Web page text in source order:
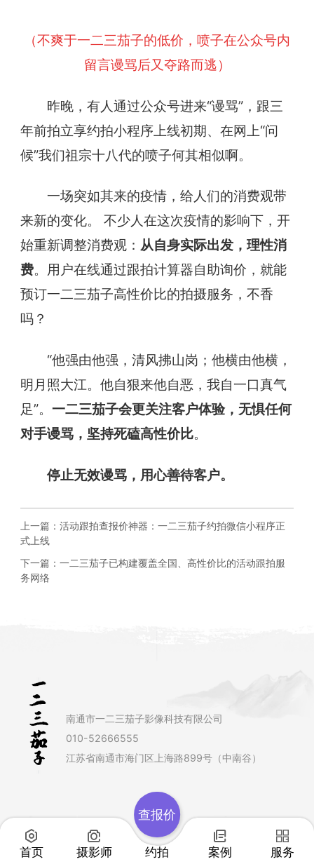
（不爽于一二三茄子的低价，喷子在公众号内
留言谩骂后又夺路而逃）
昨晚，有人通过公众号进来“谩骂”，跟三
年前拍立享约拍小程序上线初期、在网上“问
候”我们祖宗十八代的喷子何其相似啊。
一场突如其来的疫情，给人们的消费观带
来新的变化。 不少人在这次疫情的影响下，开
始重新调整消费观： 从自身实际出发，理性消
费。用户在线通过跟拍计算器自助询价，就能
预订一二三茄子高性价比的拍摄服务，不香
吗？
“他强由他强，清风拂山岗；他横由他横，
明月照大江。他自狠来他自恶，我自一口真气
足”。 一二三茄子会更关注客户体验，无惧任何
对手谩骂，坚持死磕高性价比。
停止无效谩骂，用心善待客户。
上一篇： 活动跟拍查报价神器：一二三茄子约拍微信小程序正
式上线
下一篇： 一二三茄子已构建覆盖全国、高性价比的活动跟拍服
务网络
南通市一二三茄子影像科技有限公司
010-52666555
江苏省南通市海门区上海路899号（中南谷）
首页 摄影师
查报价
约拍 案例 服务